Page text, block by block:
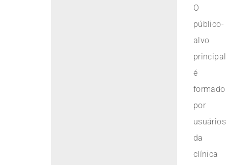
O
público-
alvo
principal
é
formado
por
usuários
da
clínica